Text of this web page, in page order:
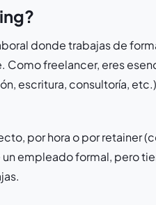
donde trabajas de
Como freelancer, eres
escritura, consultoría,
por hora o por retainer
empleado formal, pero